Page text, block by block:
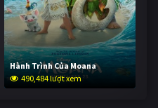
Hành Trình Của Moana
490,484 lượt xem